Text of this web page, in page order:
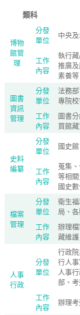
類科
博物
館管
理
分發
單位
中央
工作
內容
執行
推廣
素養等
圖書
資訊
管理
分發
單位
法務
專院校
工作
內容
圖書
買館
史料
編纂
分發
單位
國史
工作
內容
蒐集
等相
國史
檔案
管理
分發
單位
衛生
局、
工作
內容
辦理
藏維
人事
行政
分發
單位
行政
行人
人事
部、考
工作
內容
辦理